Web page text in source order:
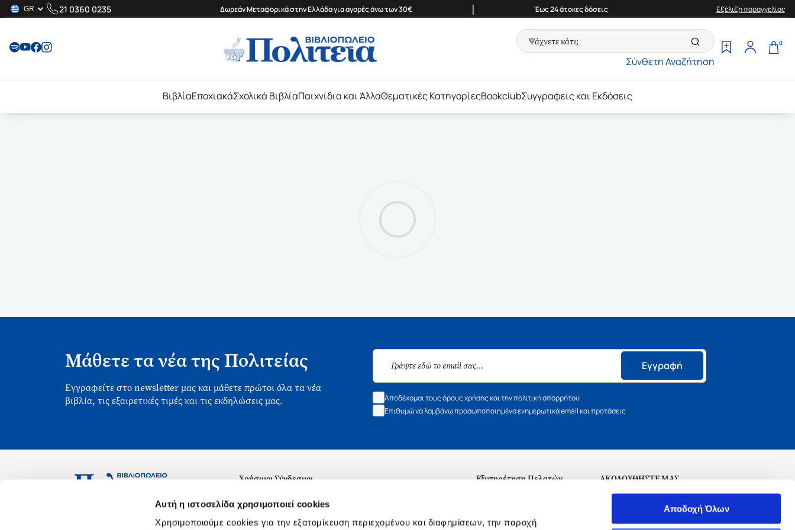
Αυτή η ιστοσελίδα χρησιμοποιεί cookies
Χρησιμοποιούμε cookies για την εξατομίκευση περιεχομένου και διαφημίσεων, την παροχή
Αποδοχή Όλων
21 0360 0235 Δωρεάν Μεταφορικά στην Ελλάδα για αγορές άνω των 30€ | Έως 24 άτοκες δόσεις Εξέλιξη παραγγελίας
Σύνθετη Αναζήτηση
0
ΒιβλίαΕποχιακάΣχολικά ΒιβλίαΠαιχνίδια και ΆλλαΘεματικές ΚατηγορίεςBookclubΣυγγραφείς και Εκδόσεις
Μάθετε τα νέα της Πολιτείας
Εγγραφείτε στο newsletter μας και μάθετε πρώτοι όλα τα νέα
βιβλία, τις εξαιρετικές τιμές και τις εκδηλώσεις μας.
Εγγραφή
Αποδέχομαι τους όρους χρήσης και την πολιτική απορρήτου
Επιθυμώ να λαμβάνω προσωποποιημένα ενημερωτικά email και προτάσεις
Ασκληπιού 1-3, Αθήνα 106 79
Χρήσιμοι Σύνδεσμοι
Σχετικά με εμάς
Θέσεις Εργασίας
Εξυπηρέτηση Πελατών
ΑΚΟΛΟΥΘΗΣΤΕ ΜΑΣ